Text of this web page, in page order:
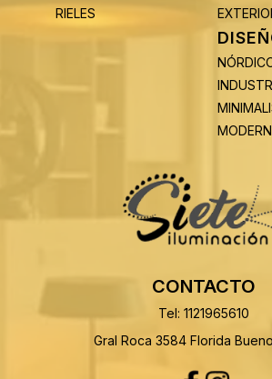
RIELES
CONTACTO
Tel: 1121965610
Gral Roca 3584 Florida